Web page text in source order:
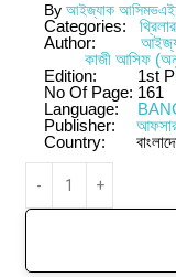
By আইজ্যাক আসিমভ
Categories:
থ্রিলার
Author:
কাজী আসিফ
Edition:
1st
No Of Page: 161
Language:
Publisher:
আফসার
Country: